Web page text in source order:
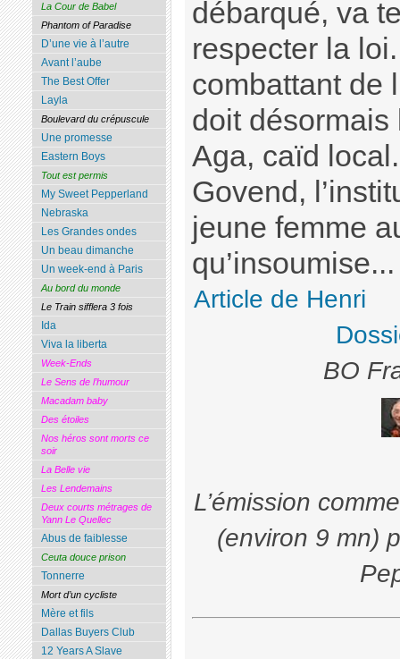
débarqué, va
respecter la
combattant de
doit désormais
Aga, caïd
Govend,
jeune femme
qu’insoumise...
Article de Henri
BO
L’émission
(environ 9 mn)
La Cour de Babel
Phantom of Paradise
D’une vie à l’autre
Avant l’aube
The Best Offer
Layla
Boulevard du crépuscule
Une promesse
Eastern Boys
Tout est permis
My Sweet Pepperland
Nebraska
Les Grandes ondes
Un beau dimanche
Un week-end à Paris
Au bord du monde
Le Train sifflera 3 fois
Ida
Viva la liberta
Week-Ends
Le Sens de l’humour
Macadam baby
Des étoiles
Nos héros sont morts ce
soir
La Belle vie
Les Lendemains
Deux courts métrages de
Yann Le Quellec
Abus de faiblesse
Ceuta douce prison
Tonnerre
Mort d’un cycliste
Mère et fils
Dallas Buyers Club
12 Years A Slave